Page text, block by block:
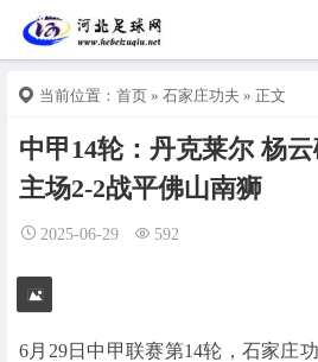
当前位置： 首页 » 石家庄功夫 » 正文
中甲14轮：丹克莱尔 杨
主场2-2战平佛山南狮
2025-06-29 592
6月29日中甲联赛第14轮，石家庄